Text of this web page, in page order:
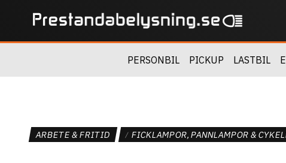
PERSONBIL PICKUP LASTBIL
ARBETE & FRITID FICKLAMPOR, PANNLAMPOR &